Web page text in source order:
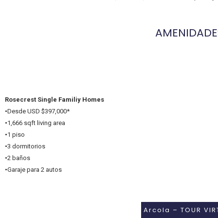
Rosecrest Single Familiy Homes
•Desde USD $397,000*
•1,666 sqft living area
•1 piso
•3 dormitorios
•2 baños
•Garaje para 2 autos
Arcola – TOUR